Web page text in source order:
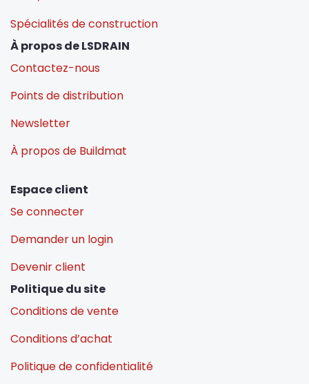
Spécialités de construction
À propos de LSDRAIN
Contactez-nous
Points de distribution
Newsletter
À propos de Buildmat
Espace client
Se connecter
Demander un login
Devenir client
Politique du site
Conditions de vente
Conditions d’achat
Politique de confidentialité